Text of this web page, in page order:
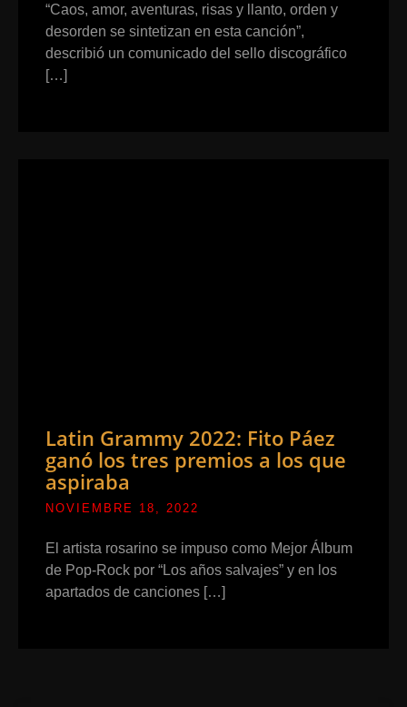
“Caos, amor, aventuras, risas y llanto, orden y
desorden se sintetizan en esta canción”,
describió un comunicado del sello discográfico
[…]
Latin Grammy 2022: Fito Páez
ganó los tres premios a los que
aspiraba
NOVIEMBRE 18, 2022
El artista rosarino se impuso como Mejor Álbum
de Pop-Rock por “Los años salvajes” y en los
apartados de canciones […]